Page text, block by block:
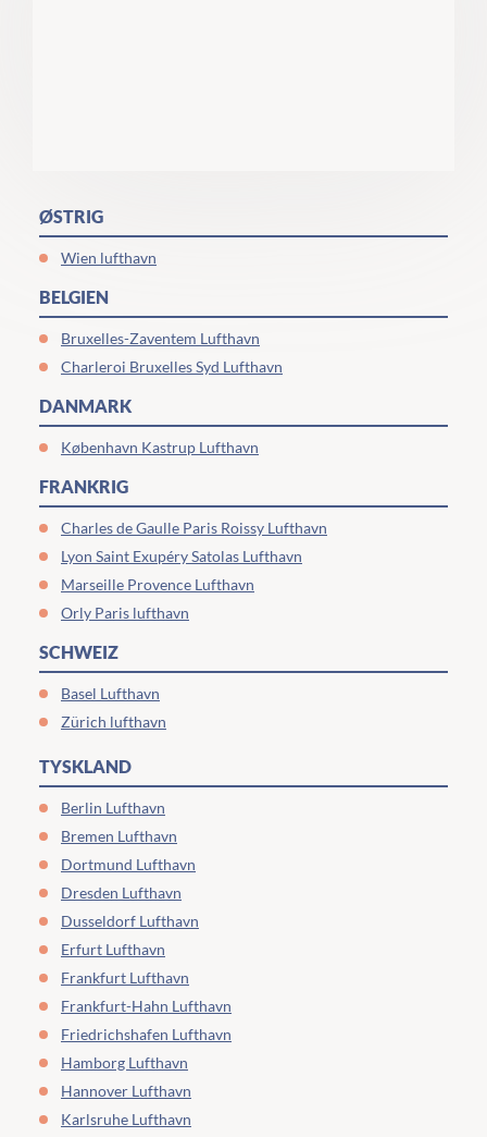
ØSTRIG
Wien lufthavn
BELGIEN
Bruxelles-Zaventem Lufthavn
Charleroi Bruxelles Syd Lufthavn
DANMARK
København Kastrup Lufthavn
FRANKRIG
Charles de Gaulle Paris Roissy Lufthavn
Lyon Saint Exupéry Satolas Lufthavn
Marseille Provence Lufthavn
Orly Paris lufthavn
SCHWEIZ
Basel Lufthavn
Zürich lufthavn
TYSKLAND
Berlin Lufthavn
Bremen Lufthavn
Dortmund Lufthavn
Dresden Lufthavn
Dusseldorf Lufthavn
Erfurt Lufthavn
Frankfurt Lufthavn
Frankfurt-Hahn Lufthavn
Friedrichshafen Lufthavn
Hamborg Lufthavn
Hannover Lufthavn
Karlsruhe Lufthavn